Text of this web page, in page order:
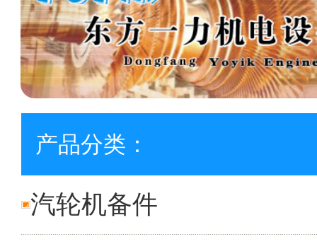
产品分类：
汽轮机备件